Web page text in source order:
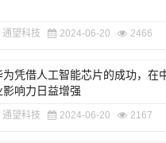
通望科技 2024-06-20 2466
为凭借人工智能芯片的成功，在
影响力日益增强
通望科技 2024-06-20 2167